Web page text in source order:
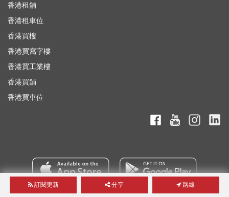
訂閱更新 分享 路線
香港租舖
香港租車位
香港買樓
香港買寫字樓
香港買工業樓
香港買舖
香港買車位